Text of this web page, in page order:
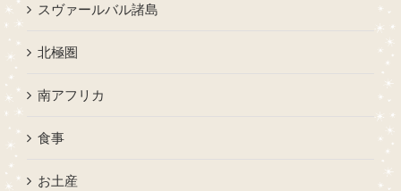
スヴァールバル諸島
北極圏
南アフリカ
食事
お土産